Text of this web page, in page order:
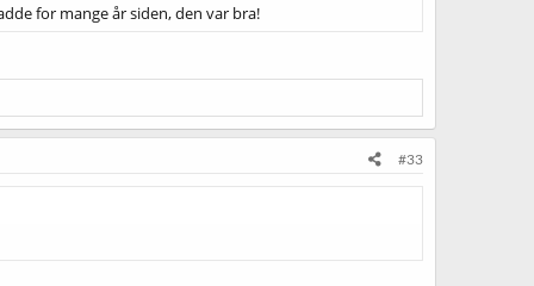
for mange år siden, den var bra!
#33